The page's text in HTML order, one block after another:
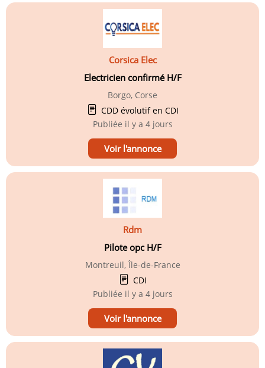
Corsica Elec
Electricien confirmé H/F
Borgo, Corse
CDD évolutif en CDI
Publiée il y a 4 jours
Voir l'annonce
Rdm
Pilote opc H/F
Montreuil, Île-de-France
CDI
Publiée il y a 4 jours
Voir l'annonce